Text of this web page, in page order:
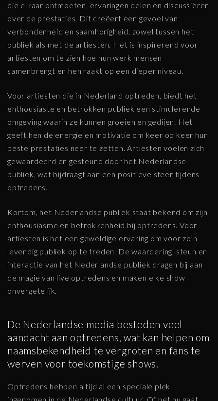
die elkaar ontmoeten, ervaringen delen en discussiëren
over de prestaties. Dit creëert een gevoel van
verbondenheid en saamhorigheid, zowel tussen het
publiek als met de artiesten. Het is inspirerend voor
artiesten om te zien hoe hun werk mensen
samenbrengt en hen raakt op een dieper niveau.
Voor artiesten die in Nederland optreden, biedt het
enthousiaste en betrokken publiek een stimulerende
omgeving waarin ze kunnen groeien en gedijen. Het
geeft hen de energie en motivatie om keer op keer hun
beste prestaties neer te zetten. Artiesten voelen zich
gewaardeerd en gesteund door het Nederlandse
publiek, wat bijdraagt aan een positieve sfeer tijdens
optredens.
Kortom, het Nederlandse publiek staat bekend om zijn
enthousiasme en betrokkenheid bij optredens. Voor
artiesten is het een geweldige ervaring om voor zo’n
levendig publiek op te treden. De waardering, steun en
interactie van het Nederlandse publiek dragen bij aan
de magie van live optredens en maken elke show
onvergetelijk.
De Nederlandse media besteden veel
aandacht aan optredens, wat kan helpen om
naamsbekendheid te vergroten en fans te
werven voor toekomstige shows.
Optredens hebben altijd al een speciale plek